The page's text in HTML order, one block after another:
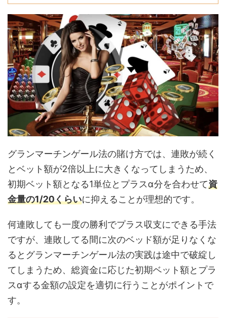
グランマーチンゲール法の賭け方では、連敗が続く
とベット額が2倍以上に大きくなってしまうため、
初期ベット額となる1単位とプラスα分を合わせて資
金量の1/20くらいに抑えることが理想的です。
何連敗しても一度の勝利でプラス収支にできる手法
ですが、連敗してる間に次のベッド額が足りなくな
るとグランマーチンゲール法の実践は途中で破綻し
てしまうため、総資金に応じた初期ベット額とプラ
スαする金額の設定を適切に行うことがポイントで
す。